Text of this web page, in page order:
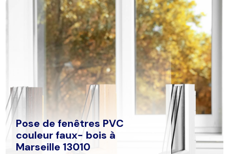
Pose de fenêtres PVC
couleur faux- bois à
Marseille 13010